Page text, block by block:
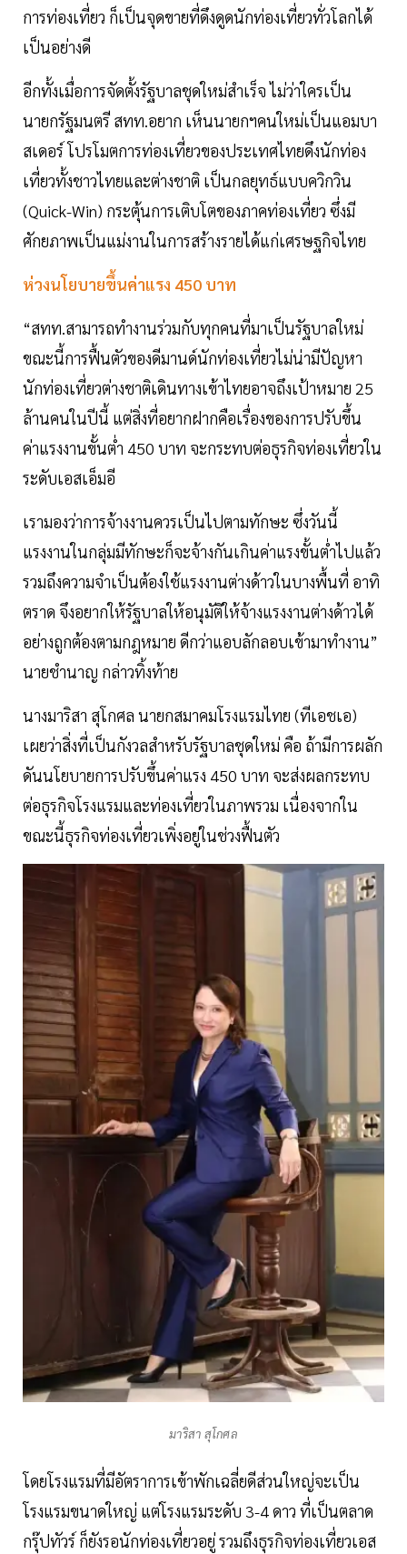
การท่องเที่ยว ก็เป็นจุดขายที่ดึงดูดนักท่องเที่ยวทั่วโลกได้
เป็นอย่างดี
อีกทั้งเมื่อการจัดตั้งรัฐบาลชุดใหม่สำเร็จ ไม่ว่าใครเป็น
นายกรัฐมนตรี สทท.อยาก เห็นนายกฯคนใหม่เป็นแอมบา
สเดอร์ โปรโมตการท่องเที่ยวของประเทศไทยดึงนักท่อง
เที่ยวทั้งชาวไทยและต่างชาติ เป็นกลยุทธ์แบบควิกวิน
(Quick-Win) กระตุ้นการเติบโตของภาคท่องเที่ยว ซึ่งมี
ศักยภาพเป็นแม่งานในการสร้างรายได้แก่เศรษฐกิจไทย
ห่วงนโยบายขึ้นค่าแรง 450 บาท
“สทท.สามารถทำงานร่วมกับทุกคนที่มาเป็นรัฐบาลใหม่
ขณะนี้การฟื้นตัวของดีมานด์นักท่องเที่ยวไม่น่ามีปัญหา
นักท่องเที่ยวต่างชาติเดินทางเข้าไทยอาจถึงเป้าหมาย 25
ล้านคนในปีนี้ แต่สิ่งที่อยากฝากคือเรื่องของการปรับขึ้น
ค่าแรงงานขั้นตํ่า 450 บาท จะกระทบต่อธุรกิจท่องเที่ยวใน
ระดับเอสเอ็มอี
เรามองว่าการจ้างงานควรเป็นไปตามทักษะ ซึ่งวันนี้
แรงงานในกลุ่มมีทักษะก็จะจ้างกันเกินค่าแรงขั้นตํ่าไปแล้ว
รวมถึงความจำเป็นต้องใช้แรงงานต่างด้าวในบางพื้นที่ อาทิ
ตราด จึงอยากให้รัฐบาลให้อนุมัติให้จ้างแรงงานต่างด้าวได้
อย่างถูกต้องตามกฎหมาย ดีกว่าแอบลักลอบเข้ามาทำงาน”
นายชำนาญ กล่าวทิ้งท้าย
นางมาริสา สุโกศล นายกสมาคมโรงแรมไทย (ทีเอชเอ)
เผยว่าสิ่งที่เป็นกังวลสำหรับรัฐบาลชุดใหม่ คือ ถ้ามีการผลัก
ดันนโยบายการปรับขึ้นค่าแรง 450 บาท จะส่งผลกระทบ
ต่อธุรกิจโรงแรมและท่องเที่ยวในภาพรวม เนื่องจากใน
ขณะนี้ธุรกิจท่องเที่ยวเพิ่งอยู่ในช่วงฟื้นตัว
มาริสา สุโกศล
โดยโรงแรมที่มีอัตราการเข้าพักเฉลี่ยดีส่วนใหญ่จะเป็น
โรงแรมขนาดใหญ่ แต่โรงแรมระดับ 3-4 ดาว ที่เป็นตลาด
กรุ๊ปทัวร์ ก็ยังรอนักท่องเที่ยวอยู่ รวมถึงธุรกิจท่องเที่ยวเอส